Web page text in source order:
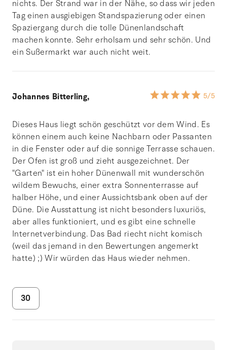
nichts. Der Strand war in der Nähe, so dass wir jeden
Tag einen ausgiebigen Standspazierung oder einen
Spaziergang durch die tolle Dünenlandschaft
machen konnte. Sehr erholsam und sehr schön. Und
ein Sußermarkt war auch nicht weit.
Johannes Bitterling, 5/5
Dieses Haus liegt schön geschützt vor dem Wind. Es
können einem auch keine Nachbarn oder Passanten
in die Fenster oder auf die sonnige Terrasse schauen.
Der Ofen ist groß und zieht ausgezeichnet. Der
"Garten" ist ein hoher Dünenwall mit wunderschön
wildem Bewuchs, einer extra Sonnenterrasse auf
halber Höhe, und einer Aussichtsbank oben auf der
Düne. Die Ausstattung ist nicht besonders luxuriös,
aber alles funktioniert, und es gibt eine schnelle
Internetverbindung. Das Bad riecht nicht komisch
(weil das jemand in den Bewertungen angemerkt
hatte) ;) Wir würden das Haus wieder nehmen.
30